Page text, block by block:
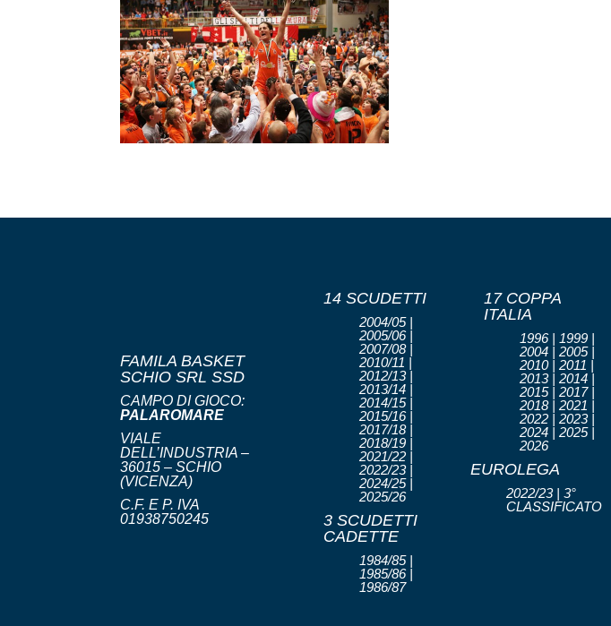
FAMILA BASKET
SCHIO SRL SSD
CAMPO DI GIOCO:
PALAROMARE
VIALE
DELL’INDUSTRIA –
36015 – SCHIO
(VICENZA)
C.F. E P. IVA
01938750245
14 SCUDETTI
2004/05 |
2005/06 |
2007/08 |
2010/11 |
2012/13 |
2013/14 |
2014/15 |
2015/16 |
2017/18 |
2018/19 |
2021/22 |
2022/23 |
2024/25 |
2025/26
3 SCUDETTI
CADETTE
1984/85 |
1985/86 |
1986/87
17 COPPA
ITALIA
1996 | 1999 |
2004 | 2005 |
2010 | 2011 |
2013 | 2014 |
2015 | 2017 |
2018 | 2021 |
2022 | 2023 |
2024 | 2025 |
2026
EUROLEGA
2022/23 | 3°
CLASSIFICATO